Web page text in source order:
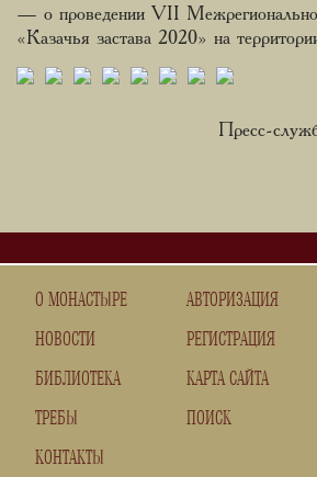
— о проведении VII
«Казачья застава 2020» на
Пресс-
О МОНАСТЫРЕ
НОВОСТИ
БИБЛИОТЕКА
ТРЕБЫ
КОНТАКТЫ
АВТОРИЗАЦИЯ
РЕГИСТРАЦИЯ
КАРТА САЙТА
ПОИСК